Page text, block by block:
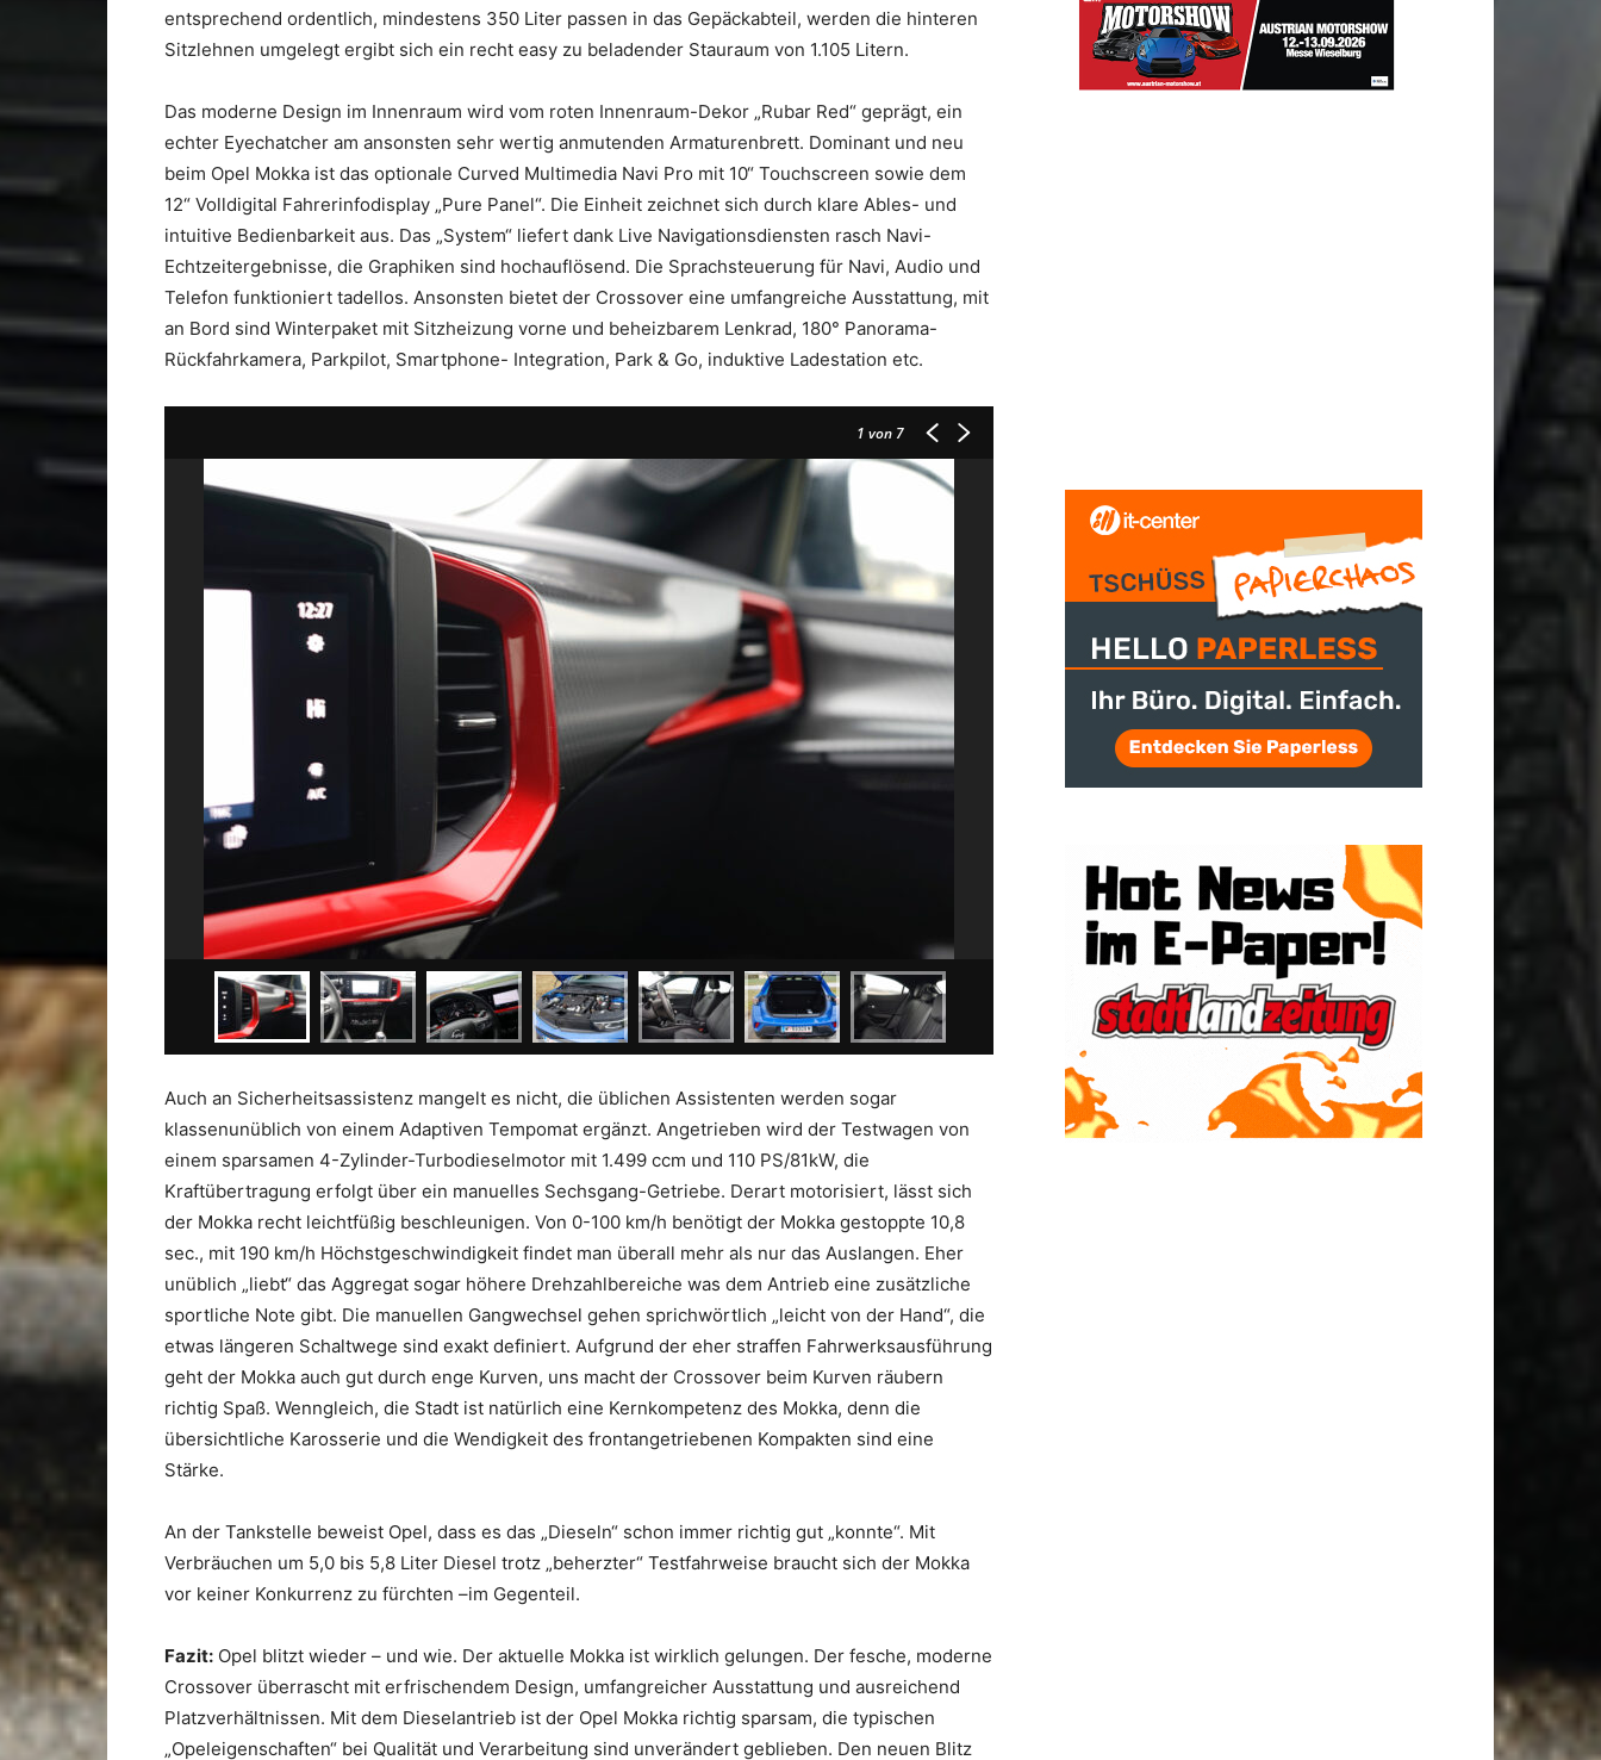
entsprechend ordentlich, mindestens 350 Liter passen in das Gepäckabteil, werden die hinteren
Sitzlehnen umgelegt ergibt sich ein recht easy zu beladender Stauraum von 1.105 Litern.
Das moderne Design im Innenraum wird vom roten Innenraum-Dekor „Rubar Red“ geprägt, ein
echter Eyechatcher am ansonsten sehr wertig anmutenden Armaturenbrett. Dominant und neu
beim Opel Mokka ist das optionale Curved Multimedia Navi Pro mit 10“ Touchscreen sowie dem
12“ Volldigital Fahrerinfodisplay „Pure Panel“. Die Einheit zeichnet sich durch klare Ables- und
intuitive Bedienbarkeit aus. Das „System“ liefert dank Live Navigationsdiensten rasch Navi-
Echtzeitergebnisse, die Graphiken sind hochauflösend. Die Sprachsteuerung für Navi, Audio und
Telefon funktioniert tadellos. Ansonsten bietet der Crossover eine umfangreiche Ausstattung, mit
an Bord sind Winterpaket mit Sitzheizung vorne und beheizbarem Lenkrad, 180° Panorama-
Rückfahrkamera, Parkpilot, Smartphone- Integration, Park & Go, induktive Ladestation etc.
1 von 7
Auch an Sicherheitsassistenz mangelt es nicht, die üblichen Assistenten werden sogar
klassenunüblich von einem Adaptiven Tempomat ergänzt. Angetrieben wird der Testwagen von
einem sparsamen 4-Zylinder-Turbodieselmotor mit 1.499 ccm und 110 PS/81kW, die
Kraftübertragung erfolgt über ein manuelles Sechsgang-Getriebe. Derart motorisiert, lässt sich
der Mokka recht leichtfüßig beschleunigen. Von 0-100 km/h benötigt der Mokka gestoppte 10,8
sec., mit 190 km/h Höchstgeschwindigkeit findet man überall mehr als nur das Auslangen. Eher
unüblich „liebt“ das Aggregat sogar höhere Drehzahlbereiche was dem Antrieb eine zusätzliche
sportliche Note gibt. Die manuellen Gangwechsel gehen sprichwörtlich „leicht von der Hand“, die
etwas längeren Schaltwege sind exakt definiert. Aufgrund der eher straffen Fahrwerksausführung
geht der Mokka auch gut durch enge Kurven, uns macht der Crossover beim Kurven räubern
richtig Spaß. Wenngleich, die Stadt ist natürlich eine Kernkompetenz des Mokka, denn die
übersichtliche Karosserie und die Wendigkeit des frontangetriebenen Kompakten sind eine
Stärke.
An der Tankstelle beweist Opel, dass es das „Dieseln“ schon immer richtig gut „konnte“. Mit
Verbräuchen um 5,0 bis 5,8 Liter Diesel trotz „beherzter“ Testfahrweise braucht sich der Mokka
vor keiner Konkurrenz zu fürchten –im Gegenteil.
Fazit: Opel blitzt wieder – und wie. Der aktuelle Mokka ist wirklich gelungen. Der fesche, moderne
Crossover überrascht mit erfrischendem Design, umfangreicher Ausstattung und ausreichend
Platzverhältnissen. Mit dem Dieselantrieb ist der Opel Mokka richtig sparsam, die typischen
„Opeleigenschaften“ bei Qualität und Verarbeitung sind unverändert geblieben. Den neuen Blitz